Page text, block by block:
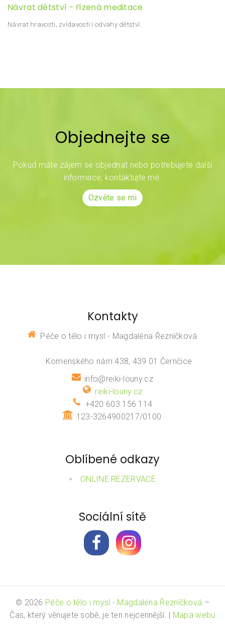
Návrat dětství - řízená meditace
Návrat hravosti, zvídavosti i odvahy dětství.
Objednejte se
Pokud máte zájem se objednat nebo potřebujete další
informace, kontaktujte mě.
Ozvěte se mi
Kontakty
Péče o tělo i mysl - Magdaléna Řezníčková
Komenského nám.438, 439 01 Černčice
info@reiki-louny.cz
reiki-louny.cz
+420 603 156 114
123-3264900217/0100
Oblíbené odkazy
ONLINE REZERVACE
Sociální sítě
© 2026 Péče o tělo i mysl - Magdaléna Řezníčková –
Čas, který věnujete sobě, je ten nejcennější.
Mapa webu